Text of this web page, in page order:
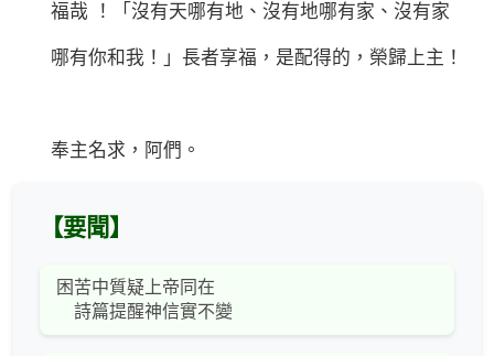
福哉 ！「沒有天哪有地、沒有地哪有家、沒有家
哪有你和我！」長者享福，是配得的，榮歸上主！
奉主名求，阿們。
【要聞】
困苦中質疑上帝同在
詩篇提醒神信實不變